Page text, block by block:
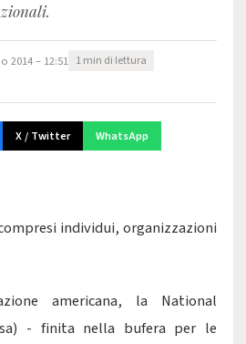
2014 – 12:51 1 min di lettura
X / Twitter WhatsApp
individui, organizzazioni
americana, la National
- finita nella bufera per le